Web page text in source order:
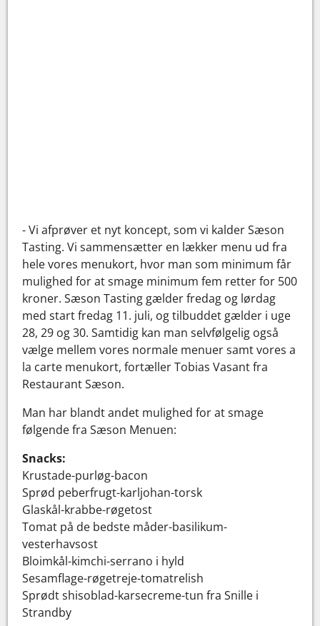
- Vi afprøver et nyt koncept, som vi kalder Sæson
Tasting. Vi sammensætter en lækker menu ud fra
hele vores menukort, hvor man som minimum får
mulighed for at smage minimum fem retter for 500
kroner. Sæson Tasting gælder fredag og lørdag
med start fredag 11. juli, og tilbuddet gælder i uge
28, 29 og 30. Samtidig kan man selvfølgelig også
vælge mellem vores normale menuer samt vores a
la carte menukort, fortæller Tobias Vasant fra
Restaurant Sæson.
Man har blandt andet mulighed for at smage
følgende fra Sæson Menuen:
Snacks:
Krustade-purløg-bacon
Sprød peberfrugt-karljohan-torsk
Glaskål-krabbe-røgetost
Tomat på de bedste måder-basilikum-
vesterhavsost
Bloimkål-kimchi-serrano i hyld
Sesamflage-røgetreje-tomatrelish
Sprødt shisoblad-karsecreme-tun fra Snille i
Strandby